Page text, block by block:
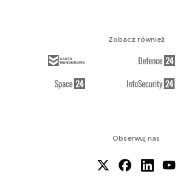
Obserwuj nas
Zobacz również